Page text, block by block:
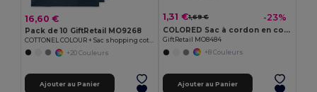
16,60 €
Pack de 10 GiftRetail MO9268
COTTONEL COLOUR + Sac shopping coton 140gr/m²
+20 Couleurs
Ajouter au Panier
1,31 €1,69 € -23%
COLORED Sac à cordon en coton
GiftRetail MO8484
+8 Couleurs
Ajouter au Panier